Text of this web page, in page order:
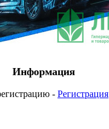
Информация
- Регистрация